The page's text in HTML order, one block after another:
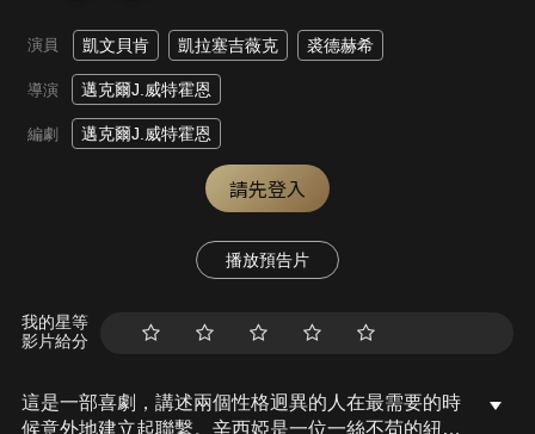
演員 凱文貝肯 凱拉塞吉薇克 裘德赫希
導演 邁克爾J.威特霍恩
編劇 邁克爾J.威特霍恩
請先登入
播放預告片
我的星等
影片給分
這是一部喜劇，講述兩個性格迥異的人在最需要的時
候意外地建立起聯繫。辛西婭是一位一絲不苟的紐約